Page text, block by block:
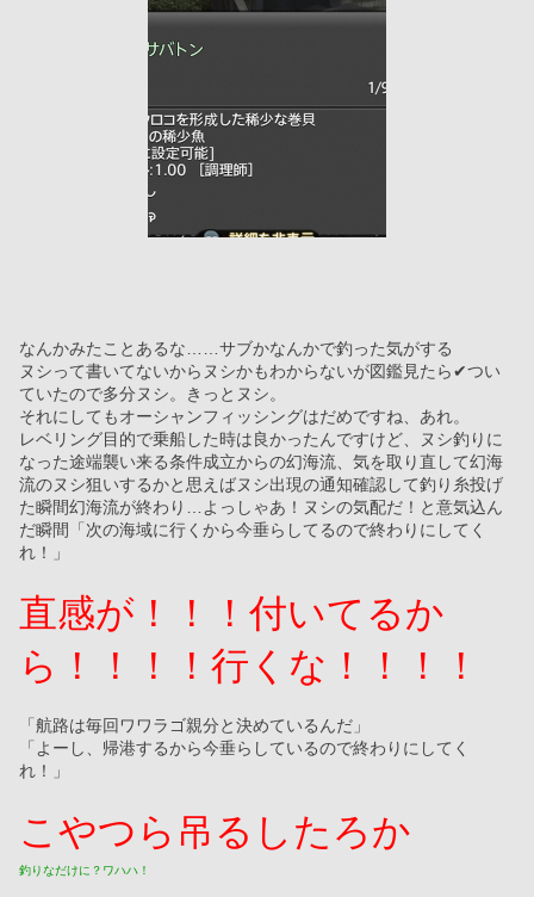
なんかみたことあるな……サブかなんかで釣った気がする
ヌシって書いてないからヌシかもわからないが図鑑見たら✔つい
ていたので多分ヌシ。きっとヌシ。
それにしてもオーシャンフィッシングはだめですね、あれ。
レベリング目的で乗船した時は良かったんですけど、ヌシ釣りに
なった途端襲い来る条件成立からの幻海流、気を取り直して幻海
流のヌシ狙いするかと思えばヌシ出現の通知確認して釣り糸投げ
た瞬間幻海流が終わり…よっしゃあ！ヌシの気配だ！と意気込ん
だ瞬間「次の海域に行くから今垂らしてるので終わりにしてく
れ！」
直感が！！！付いてるか
ら！！！！行くな！！！！
「航路は毎回ワワラゴ親分と決めているんだ」
「よーし、帰港するから今垂らしているので終わりにしてく
れ！」
こやつら吊るしたろか
釣りなだけに？ワハハ！